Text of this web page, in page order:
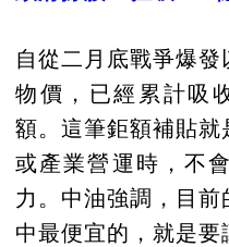
自從二月底戰爭爆
物價，已經累計吸
額。這筆鉅額補貼
或產業營運時，不
力。中油強調，目
中最便宜的，就是